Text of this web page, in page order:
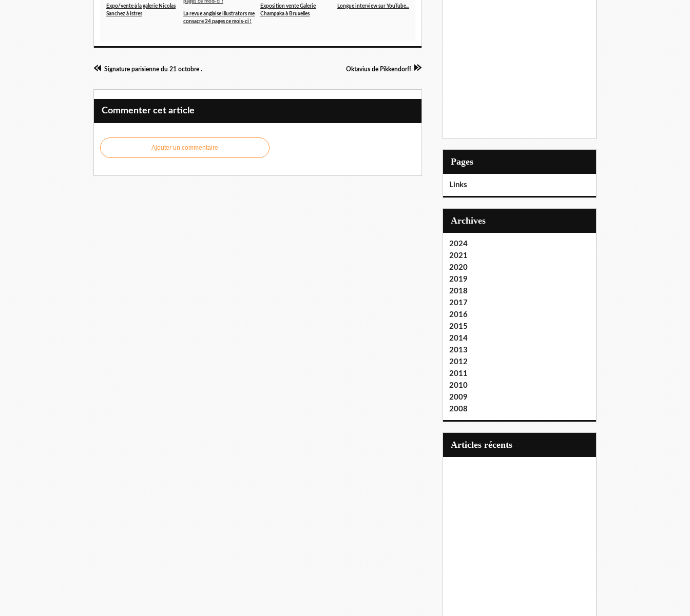
Expo/vente à la galerie Nicolas
Sanchez à Istres
La revue anglaise illustrators me
consacre 24 pages ce mois-ci !
Exposition vente Galerie
Champaka à Bruxelles
Longue interview sur YouTube...
Signature parisienne du 21 octobre . Oktavius de Pikkendorff
Commenter cet article
Ajouter un commentaire
Pages
Links
Archives
2024
2021
2020
2019
2018
2017
2016
2015
2014
2013
2012
2011
2010
2009
2008
articles récents